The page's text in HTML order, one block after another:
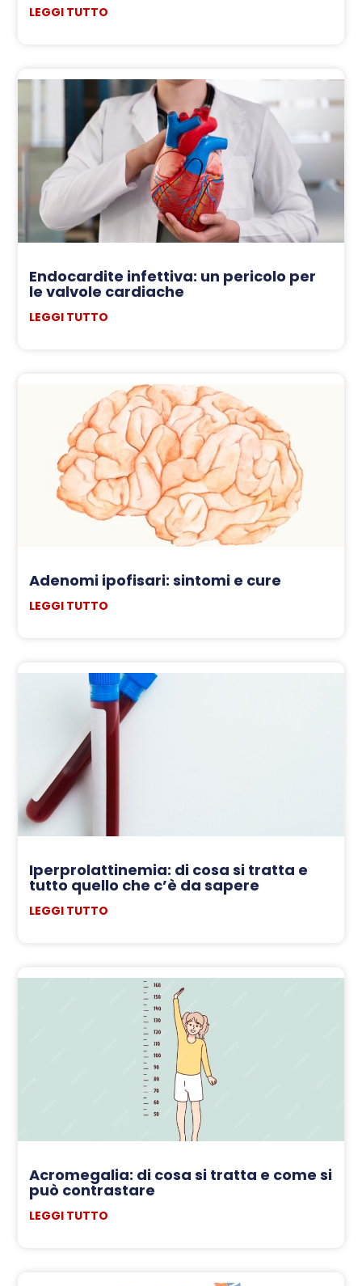
LEGGI TUTTO
Endocardite infettiva: un pericolo per
le valvole cardiache
LEGGI TUTTO
Adenomi ipofisari: sintomi e cure
LEGGI TUTTO
Iperprolattinemia: di cosa si tratta e
tutto quello che c’è da sapere
LEGGI TUTTO
Acromegalia: di cosa si tratta e come si
può contrastare
LEGGI TUTTO